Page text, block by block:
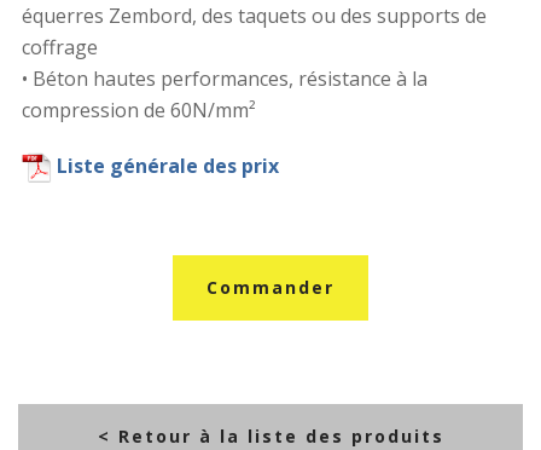
équerres Zembord, des taquets ou des supports de
coffrage
• Béton hautes performances, résistance à la
compression de 60N/mm²
Liste générale des prix
Commander
< Retour à la liste des produits